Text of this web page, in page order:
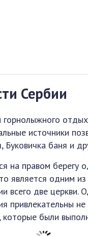
Сербии
источники
баня и
на правом берегу
является одним
всего две церкви.
не
которые были